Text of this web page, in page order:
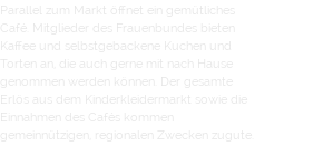
Parallel zum Markt öffnet ein gemütliches
Café. Mitglieder des Frauenbundes bieten
Kaffee und selbstgebackene Kuchen und
Torten an, die auch gerne mit nach Hause
genommen werden können. Der gesamte
Erlös aus dem Kinderkleidermarkt sowie die
Einnahmen des Cafés kommen
gemeinnützigen, regionalen Zwecken zugute.